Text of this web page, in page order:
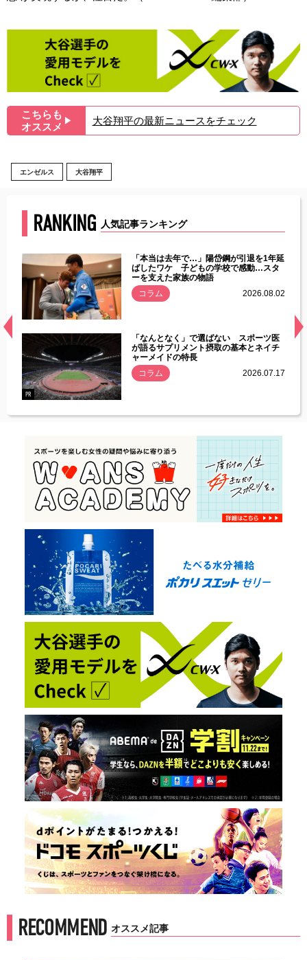
こちらも
オススメ ▶︎ 大谷翔平の最新ニュースをチェック
エンゼルス 大谷翔平
RANKING 人気記事ランキング
常
「本当は去年で…」陽岱鋼が引退を1年延
ばしたワケ 子どもの学校で感動…スタ
ーを支えた家族の物語
コラム
2026.08.02
PR
「なんとなく」で選ばない スポーツ医
が語るサプリメント摂取の基本とネイチ
ャーメイドの特長
コラム
2026.07.17
RECOMMEND オススメ記事